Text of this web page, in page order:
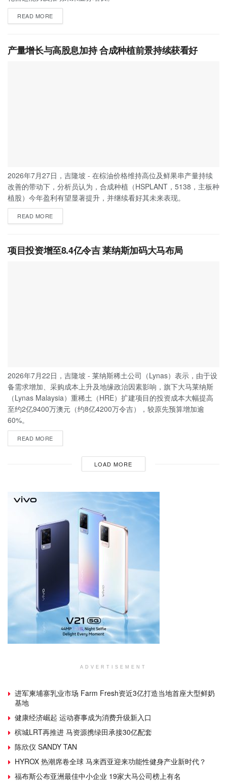
READ MORE
产量增长与高股息加持 合成种植前景持续获看好
2026年7月27日，吉隆坡 - 在棕油价格维持高位及鲜果串产量持续
改善的带动下，分析员认为，合成种植（HSPLANT，5138，主板种
植股）今年盈利有望显著提升，并继续看好其未来表现。
READ MORE
项目投资增至8.4亿令吉 莱纳斯加码大马布局
2026年7月22日，吉隆坡 - 莱纳斯稀土公司（Lynas）表示，由于设
备需求增加、采购成本上升及地缘政治因素影响，旗下大马莱纳斯
（Lynas Malaysia）重稀土（HRE）扩建项目的投资成本大幅提高
至约2亿9400万澳元（约8亿4200万令吉），较原先预算增加逾
60%。
READ MORE
LOAD MORE
ADVERTISEMENT
进军柬埔寨乳业市场 Farm Fresh资近3亿打造当地首座大型鲜奶
基地
健康经济崛起 运动赛事成为消费升级新入口
槟城LRT再推进 马资源携绿田承接30亿配套
陈欣仪 SANDY TAN
HYROX 热潮席卷全球 马来西亚迎来功能性健身产业新时代？
福布斯公布亚洲最佳中小企业 19家大马公司榜上有名